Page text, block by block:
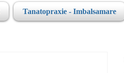
Tanatopraxie - Imbalsamare